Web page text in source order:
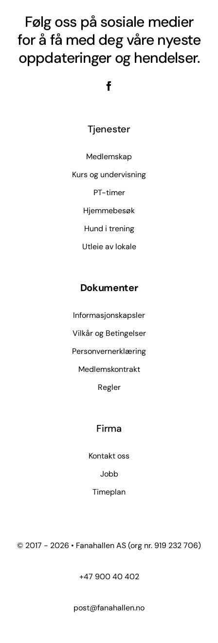
Følg oss på sosiale medier
for å få med deg våre nyeste
oppdateringer og hendelser.
Tjenester
Medlemskap
Kurs og undervisning
PT-timer
Hjemmebesøk
Hund i trening
Utleie av lokale
Dokumenter
Informasjonskapsler
Vilkår og Betingelser
Personvernerklæring
Medlemskontrakt
Regler
Firma
Kontakt oss
Jobb
Timeplan
© 2017 - 2026 • Fanahallen AS (org nr. 919 232 706)
+47 900 40 402
post@fanahallen.no